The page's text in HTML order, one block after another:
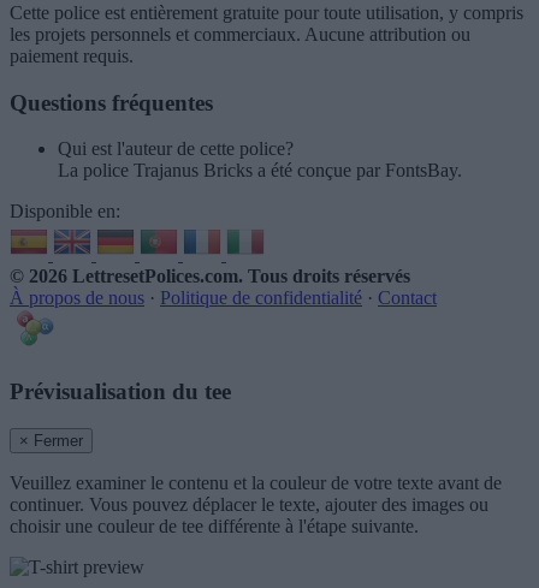
Cette police est entièrement gratuite pour toute utilisation, y compris
les projets personnels et commerciaux. Aucune attribution ou
paiement requis.
Questions fréquentes
Qui est l'auteur de cette police?
La police Trajanus Bricks a été conçue par FontsBay.
Disponible en:
© 2026 LettresetPolices.com. Tous droits réservés
À propos de nous · Politique de confidentialité · Contact
Prévisualisation du tee
× Fermer
Veuillez examiner le contenu et la couleur de votre texte avant de
continuer. Vous pouvez déplacer le texte, ajouter des images ou
choisir une couleur de tee différente à l'étape suivante.